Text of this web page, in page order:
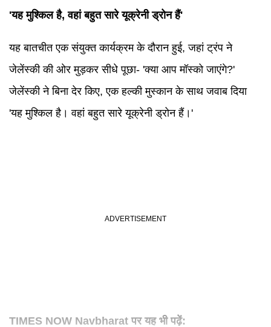
'यह मुश्किल है, वहां बहुत सारे यूक्रेनी ड्रोन हैं'
यह बातचीत एक संयुक्त कार्यक्रम के दौरान हुई, जहां ट्रंप ने
जेलेंस्की की ओर मुड़कर सीधे पूछा- 'क्या आप मॉस्को जाएंगे?'
जेलेंस्की ने बिना देर किए, एक हल्की मुस्कान के साथ जवाब दिया
'यह मुश्किल है। वहां बहुत सारे यूक्रेनी ड्रोन हैं।'
TIMES NOW Navbharat पर यह भी पढ़ें: